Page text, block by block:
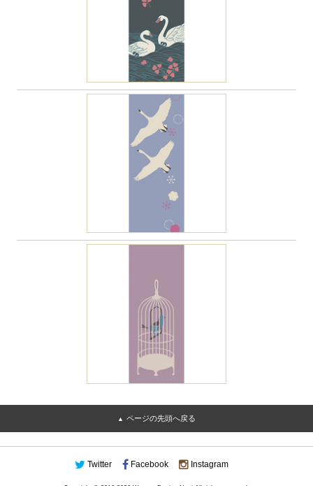
ページの先頭へ戻る
Twitter Facebook Instagram